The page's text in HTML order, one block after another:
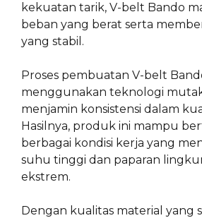
kekuatan tarik, V-belt Bando
beban yang berat serta
yang stabil.
Proses pembuatan V-belt
menggunakan teknologi
menjamin konsistensi dalam
Hasilnya, produk ini mampu
berbagai kondisi kerja yang
suhu tinggi dan paparan
ekstrem.
Dengan kualitas material yang